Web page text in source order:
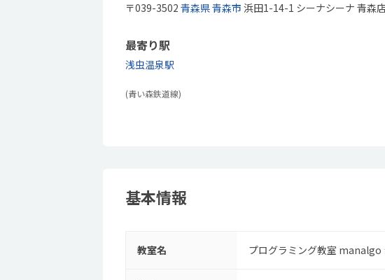
〒039-3502 青森県青森市 浜田1-14-1 シーナシーナ 青森
最寄り駅
浅虫温泉駅
(青い森鉄道線)
基本情報
教室名 プログラミング教室 manalgo